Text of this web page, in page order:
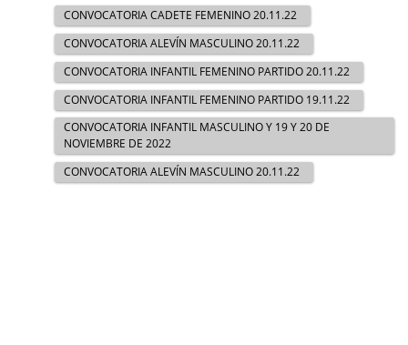
CONVOCATORIA CADETE FEMENINO 20.11.22
CONVOCATORIA ALEVÍN MASCULINO 20.11.22
CONVOCATORIA INFANTIL FEMENINO PARTIDO 20.11.22
CONVOCATORIA INFANTIL FEMENINO PARTIDO 19.11.22
CONVOCATORIA INFANTIL MASCULINO Y 19 Y 20 DE
NOVIEMBRE DE 2022
CONVOCATORIA ALEVÍN MASCULINO 20.11.22